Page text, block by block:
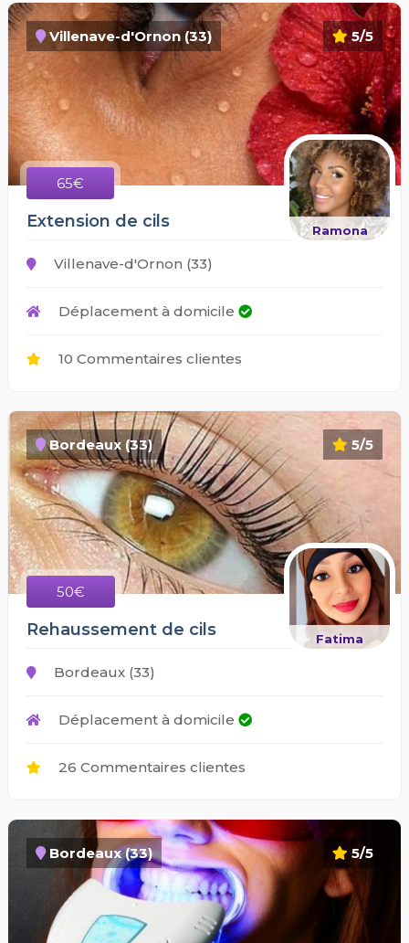
5/5
Villenave-d'Ornon (33)
65€
Ramona
Extension de cils
Villenave-d'Ornon (33)
Déplacement à domicile
10 Commentaires clientes
5/5
Bordeaux (33)
50€
Fatima
Rehaussement de cils
Bordeaux (33)
Déplacement à domicile
26 Commentaires clientes
5/5
Bordeaux (33)